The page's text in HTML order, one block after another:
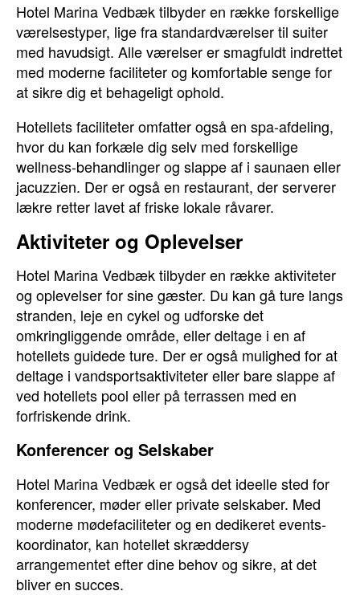
Hotel Marina Vedbæk tilbyder en række forskellige
værelsestyper, lige fra standardværelser til suiter
med havudsigt. Alle værelser er smagfuldt indrettet
med moderne faciliteter og komfortable senge for
at sikre dig et behageligt ophold.
Hotellets faciliteter omfatter også en spa-afdeling,
hvor du kan forkæle dig selv med forskellige
wellness-behandlinger og slappe af i saunaen eller
jacuzzien. Der er også en restaurant, der serverer
lækre retter lavet af friske lokale råvarer.
Aktiviteter og Oplevelser
Hotel Marina Vedbæk tilbyder en række aktiviteter
og oplevelser for sine gæster. Du kan gå ture langs
stranden, leje en cykel og udforske det
omkringliggende område, eller deltage i en af
hotellets guidede ture. Der er også mulighed for at
deltage i vandsportsaktiviteter eller bare slappe af
ved hotellets pool eller på terrassen med en
forfriskende drink.
Konferencer og Selskaber
Hotel Marina Vedbæk er også det ideelle sted for
konferencer, møder eller private selskaber. Med
moderne mødefaciliteter og en dedikeret events-
koordinator, kan hotellet skræddersy
arrangementet efter dine behov og sikre, at det
bliver en succes.